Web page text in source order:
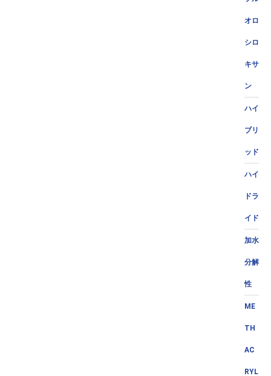
オロ
シロ
キサ
ン
ハイ
ブリ
ッド
ハイ
ドラ
イド
加水
分解
性
ME
TH
AC
RYL